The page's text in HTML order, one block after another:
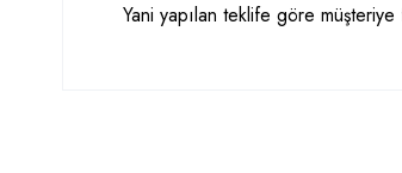
Yani yapılan teklife göre